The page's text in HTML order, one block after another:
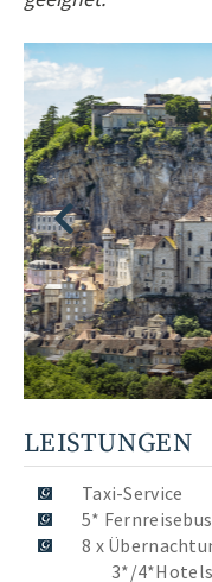
LEISTUNGEN
Taxi-Service
5* Fernreisebus
8 x
3*/